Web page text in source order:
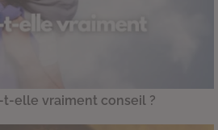
t-elle vraiment conseil ?